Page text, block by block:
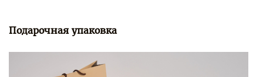
Подарочная упаковка